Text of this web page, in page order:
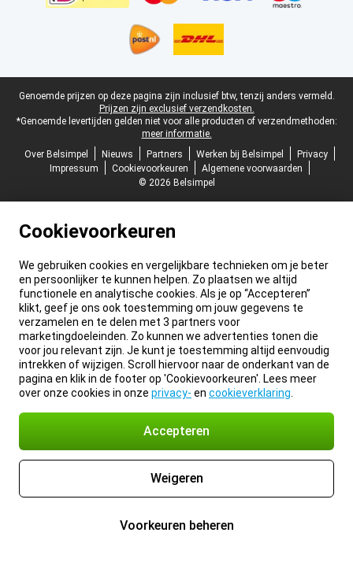
Juridische voettekst
Genoemde prijzen op deze pagina zijn inclusief btw, tenzij anders vermeld.
Prijzen zijn exclusief verzendkosten.
*Genoemde levertijden gelden niet voor alle producten of verzendmethoden:
meer informatie.
Over Belsimpel
Nieuws Partners Werken bij Belsimpel
Privacy
Impressum
Cookievoorkeuren
Algemene voorwaarden
© 2026 Belsimpel
Cookievoorkeuren
We gebruiken cookies en vergelijkbare technieken om je beter
en persoonlijker te kunnen helpen. Zo plaatsen we altijd
functionele en analytische cookies. Als je op “Accepteren”
klikt, geef je ons ook toestemming om jouw gegevens te
verzamelen en te delen met 3 partners voor
marketingdoeleinden. Zo kunnen we advertenties tonen die
voor jou relevant zijn. Je kunt je toestemming altijd eenvoudig
intrekken of wijzigen. Scroll hiervoor naar de onderkant van de
pagina en klik in de footer op 'Cookievoorkeuren'. Lees meer
over onze cookies in onze privacy- en cookieverklaring
Accepteren
Weigeren
Voorkeuren beheren